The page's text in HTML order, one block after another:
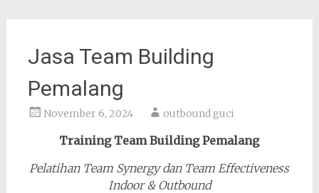
Jasa Team Building
Pemalang
November 6, 2024 outbound guci
Training Team Building Pemalang
Pelatihan Team Synergy dan Team Effectiveness
Indoor & Outbound